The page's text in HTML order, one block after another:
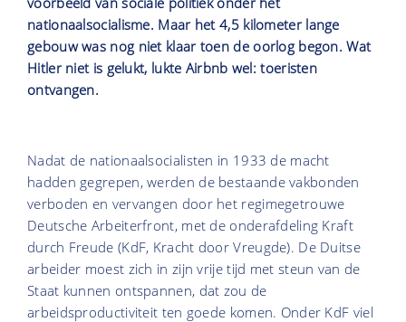
nationaalsocialisme. Maar het 4,5 kilometer lange
gebouw was nog niet klaar toen de oorlog begon. Wat
Hitler niet is gelukt, lukte Airbnb wel: toeristen
ontvangen.
Nadat de nationaalsocialisten in 1933 de macht
hadden gegrepen, werden de bestaande vakbonden
verboden en vervangen door het regimegetrouwe
Deutsche Arbeiterfront, met de onderafdeling Kraft
durch Freude (KdF, Kracht door Vreugde). De Duitse
arbeider moest zich in zijn vrije tijd met steun van de
Staat kunnen ontspannen, dat zou de
arbeidsproductiviteit ten goede komen. Onder KdF viel